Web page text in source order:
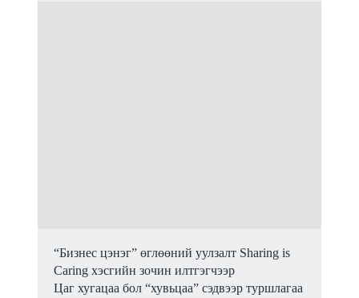
“Бизнес цэнэг” өглөөний уулзалт Sharing is
Caring хэсгийн зочин илтгэгчээр
Цаг хугацаа бол “хувьцаа” сэдвээр туршлагаа